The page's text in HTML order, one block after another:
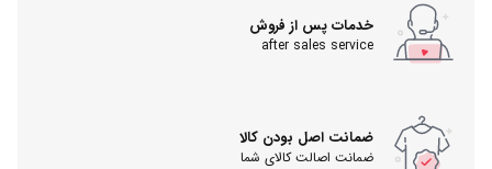
خدمات پس از فروش
after sales service
ضمانت اصل بودن کالا
ضمانت اصالت کالای شما